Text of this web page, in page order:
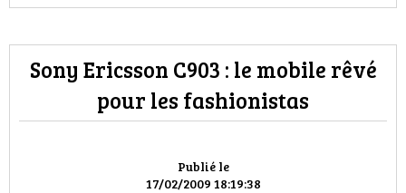
MODE DE RUE
JEUNES CRÉATEURS
HISTOIRE DES MARQUES
Publié le
17/02/2009 18:19:38
Sony Ericsson C903 : le mobile rêvé
pour les fashionistas